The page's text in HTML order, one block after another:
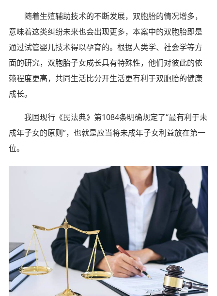
随着生殖辅助技术的不断发展，双胞胎的情况增多，
意味着这类纠纷未来也会出现更多，本案中的双胞胎即是
通过试管婴儿技术得以孕育的。根据人类学、社会学等方
面的研究，双胞胎子女成长具有特殊性，他们对彼此的依
赖程度更高，共同生活比分开生活更有利于双胞胎的健康
成长。
我国现行《民法典》第1084条明确规定了“最有利于未
成年子女的原则”，也就是应当将未成年子女利益放在第一
位。